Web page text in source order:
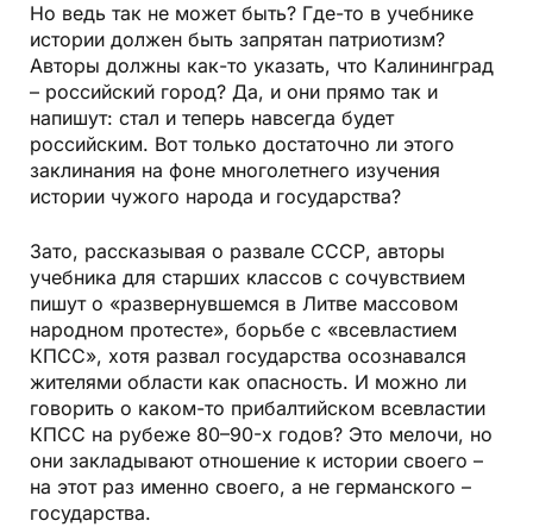
Но ведь так не может быть? Где-то в учебнике
истории должен быть запрятан патриотизм?
Авторы должны как-то указать, что Калининград
– российский город? Да, и они прямо так и
напишут: стал и теперь навсегда будет
российским. Вот только достаточно ли этого
заклинания на фоне многолетнего изучения
истории чужого народа и государства?
Зато, рассказывая о развале СССР, авторы
учебника для старших классов с сочувствием
пишут о «развернувшемся в Литве массовом
народном протесте», борьбе с «всевластием
КПСС», хотя развал государства осознавался
жителями области как опасность. И можно ли
говорить о каком-то прибалтийском всевластии
КПСС на рубеже 80–90-х годов? Это мелочи, но
они закладывают отношение к истории своего –
на этот раз именно своего, а не германского –
государства.